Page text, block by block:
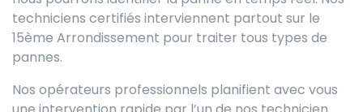
techniciens certifiés interviennent partout sur le
15ème Arrondissement pour traiter tous types de
pannes.
Nos opérateurs professionnels planifient avec vous